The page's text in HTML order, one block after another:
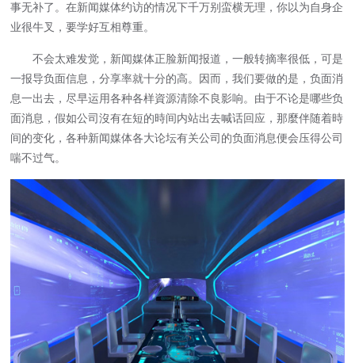
事无补了。在新闻媒体约访的情况下千万别蛮横无理，你以为自身企
业很牛叉，要学好互相尊重。
不会太难发觉，新闻媒体正脸新闻报道，一般转摘率很低，可是
一报导负面信息，分享率就十分的高。因而，我们要做的是，负面消
息一出去，尽早运用各种各样資源清除不良影响。由于不论是哪些负
面消息，假如公司沒有在短的時间内站出去喊话回应，那麼伴随着時
间的变化，各种新闻媒体各大论坛有关公司的负面消息便会压得公司
喘不过气。